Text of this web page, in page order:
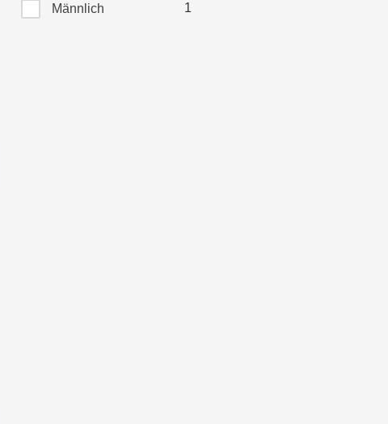
Männlich 1